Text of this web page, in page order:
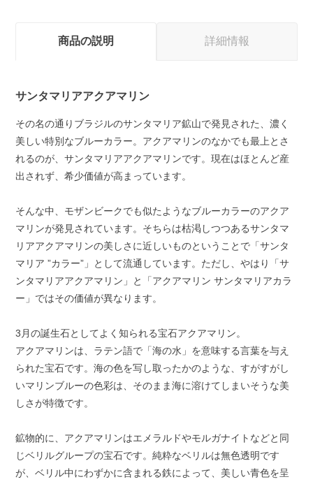
商品の説明 詳細情報
サンタマリアアクアマリン
その名の通りブラジルのサンタマリア鉱山で発見された、濃く
美しい特別なブルーカラー。アクアマリンのなかでも最上とさ
れるのが、サンタマリアアクアマリンです。現在はほとんど産
出されず、希少価値が高まっています。
そんな中、モザンビークでも似たようなブルーカラーのアクア
マリンが発見されています。そちらは枯渇しつつあるサンタマ
リアアクアマリンの美しさに近しいものということで「サンタ
マリア ”カラー”」として流通しています。ただし、やはり「サ
ンタマリアアクアマリン」と「アクアマリン サンタマリアカラ
ー」ではその価値が異なります。
3月の誕生石としてよく知られる宝石アクアマリン。
アクアマリンは、ラテン語で「海の水」を意味する言葉を与え
られた宝石です。海の色を写し取ったかのような、すがすがし
いマリンブルーの色彩は、そのまま海に溶けてしまいそうな美
しさが特徴です。
鉱物的に、アクアマリンはエメラルドやモルガナイトなどと同
じベリルグループの宝石です。純粋なベリルは無色透明です
が、ベリル中にわずかに含まれる鉄によって、美しい青色を呈